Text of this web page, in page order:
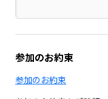
参加のお約束
参加のお約束